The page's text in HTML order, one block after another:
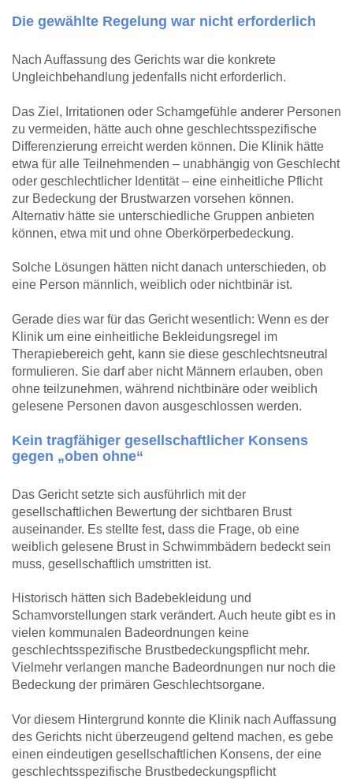
Die gewählte Regelung war nicht erforderlich
Nach Auffassung des Gerichts war die konkrete
Ungleichbehandlung jedenfalls nicht erforderlich.
Das Ziel, Irritationen oder Schamgefühle anderer Personen
zu vermeiden, hätte auch ohne geschlechtsspezifische
Differenzierung erreicht werden können. Die Klinik hätte
etwa für alle Teilnehmenden – unabhängig von Geschlecht
oder geschlechtlicher Identität – eine einheitliche Pflicht
zur Bedeckung der Brustwarzen vorsehen können.
Alternativ hätte sie unterschiedliche Gruppen anbieten
können, etwa mit und ohne Oberkörperbedeckung.
Solche Lösungen hätten nicht danach unterschieden, ob
eine Person männlich, weiblich oder nichtbinär ist.
Gerade dies war für das Gericht wesentlich: Wenn es der
Klinik um eine einheitliche Bekleidungsregel im
Therapiebereich geht, kann sie diese geschlechtsneutral
formulieren. Sie darf aber nicht Männern erlauben, oben
ohne teilzunehmen, während nichtbinäre oder weiblich
gelesene Personen davon ausgeschlossen werden.
Kein tragfähiger gesellschaftlicher Konsens
gegen „oben ohne“
Das Gericht setzte sich ausführlich mit der
gesellschaftlichen Bewertung der sichtbaren Brust
auseinander. Es stellte fest, dass die Frage, ob eine
weiblich gelesene Brust in Schwimmbädern bedeckt sein
muss, gesellschaftlich umstritten ist.
Historisch hätten sich Badebekleidung und
Schamvorstellungen stark verändert. Auch heute gibt es in
vielen kommunalen Badeordnungen keine
geschlechtsspezifische Brustbedeckungspflicht mehr.
Vielmehr verlangen manche Badeordnungen nur noch die
Bedeckung der primären Geschlechtsorgane.
Vor diesem Hintergrund konnte die Klinik nach Auffassung
des Gerichts nicht überzeugend geltend machen, es gebe
einen eindeutigen gesellschaftlichen Konsens, der eine
geschlechtsspezifische Brustbedeckungspflicht